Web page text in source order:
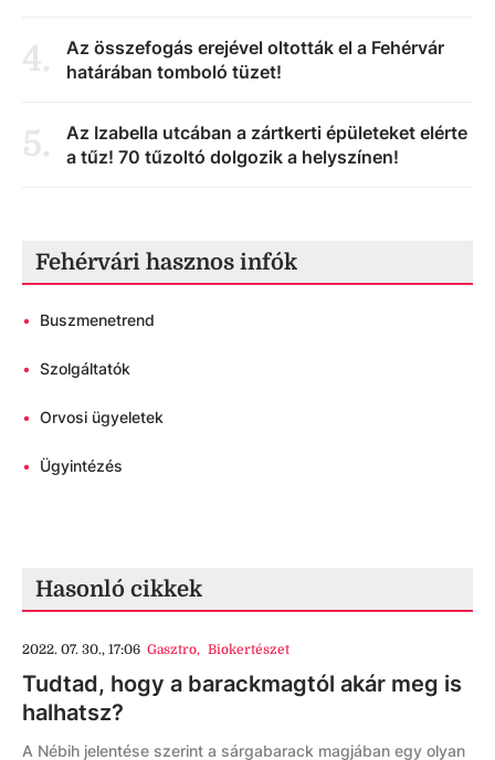
4.
Az összefogás erejével oltották el a Fehérvár
határában tomboló tüzet!
5.
Az Izabella utcában a zártkerti épületeket elérte
a tűz! 70 tűzoltó dolgozik a helyszínen!
Fehérvári hasznos infók
• Buszmenetrend
• Szolgáltatók
• Orvosi ügyeletek
• Ügyintézés
Hasonló cikkek
2022. 07. 30., 17:06 Gasztro, Biokertészet
Tudtad, hogy a barackmagtól akár meg is
halhatsz?
A Nébih jelentése szerint a sárgabarack magjában egy olyan